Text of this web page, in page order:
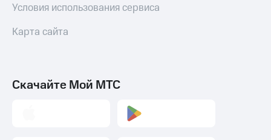
Условия использования сервиса
Карта сайта
Скачайте Мой МТС